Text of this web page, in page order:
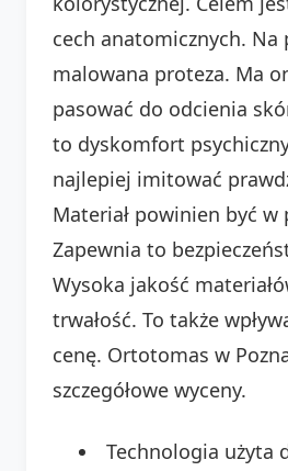
cech anatomicznych. Na
malowana proteza. Ma
pasować do odcienia
to dyskomfort
najlepiej imitować
Materiał powinien być w
Zapewnia to
Wysoka jakość
trwałość. To także
cenę. Ortotomas w
szczegółowe wyceny.
Technologia użyta